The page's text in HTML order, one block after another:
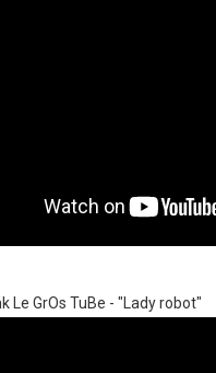
Le GrOs TuBe - "Lady robot"